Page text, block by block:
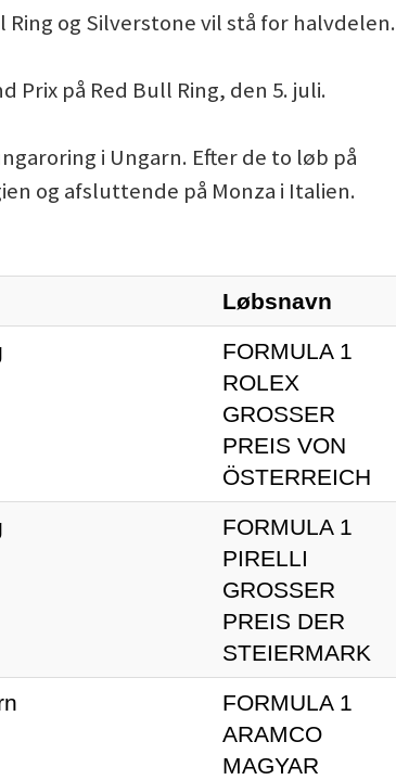
og Silverstone vil stå for halvdelen.
Prix på Red Bull Ring, den 5. juli.
i Ungarn. Efter de to løb på
og afsluttende på Monza i Italien.
Løbsnavn
FORMULA 1
ROLEX
GROSSER
PREIS VON
ÖSTERREICH
FORMULA 1
PIRELLI
GROSSER
PREIS DER
STEIERMARK
FORMULA 1
ARAMCO
MAGYAR